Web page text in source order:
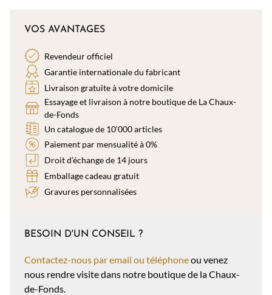
VOS AVANTAGES
Revendeur officiel
Garantie internationale du fabricant
Livraison gratuite à votre domicile
Essayage et livraison à notre boutique de La Chaux-
de-Fonds
Un catalogue de 10’000 articles
Paiement par mensualité à 0%
Droit d’échange de 14 jours
Emballage cadeau gratuit
Gravures personnalisées
BESOIN D'UN CONSEIL ?
Contactez-nous par email ou téléphoneou venez
nous rendre visite dans notre boutique de la Chaux-
de-Fonds.